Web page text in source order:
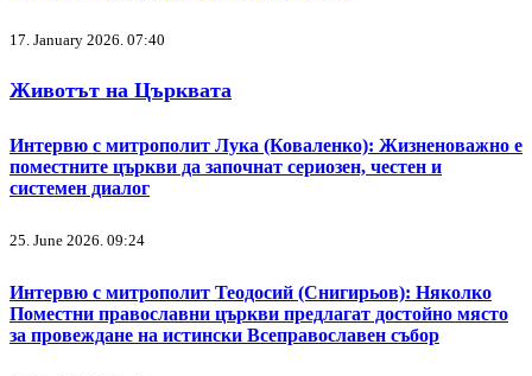
17. January 2026. 07:40
Животът на Църквата
Интервю с митрополит Лука (Коваленко): Жизненоважно е
поместните църкви да започнат сериозен, честен и
системен диалог
25. June 2026. 09:24
Интервю с митрополит Теодосий (Снигирьов): Няколко
Поместни православни църкви предлагат достойно място
за провеждане на истински Всеправославен събор